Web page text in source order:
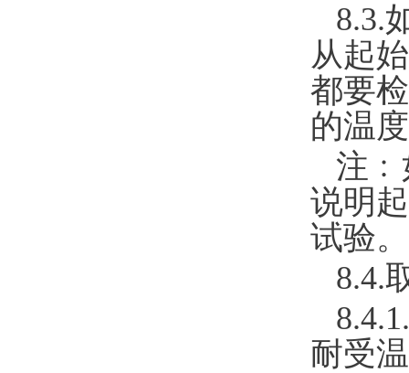
8.3.
从起
都要
的温
注
说明
试验。
8.4.
耐受